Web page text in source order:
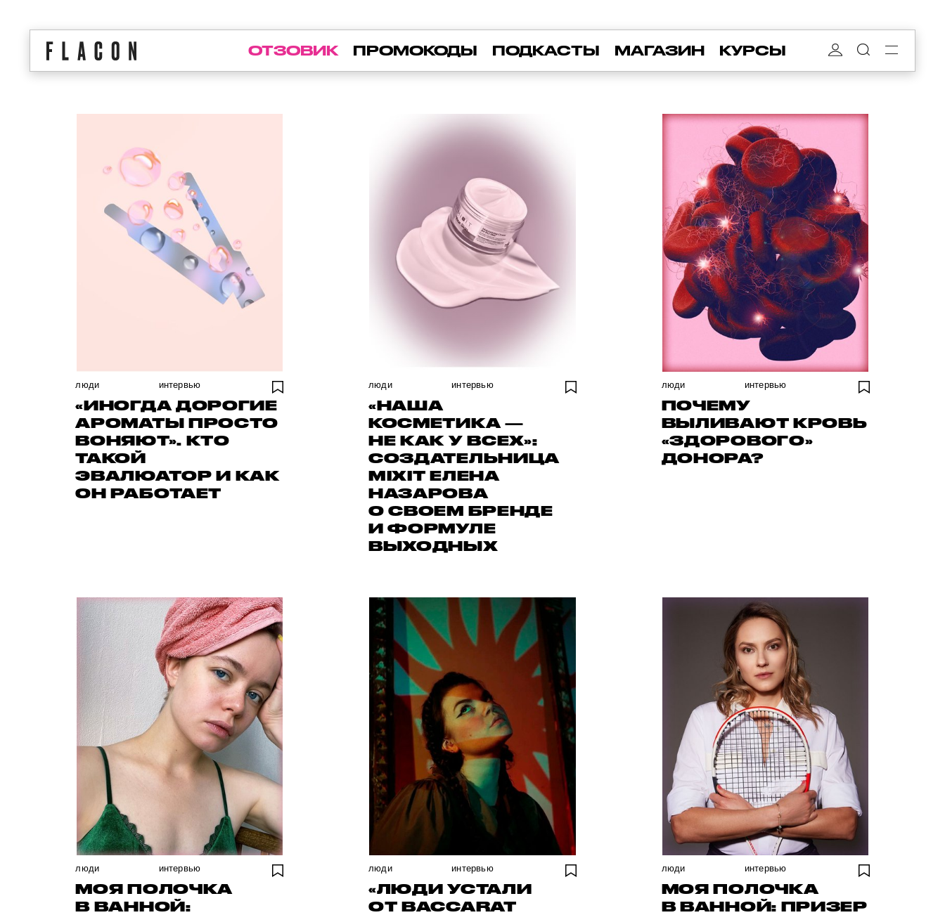
ОТЗОВИК ПРОМОКОДЫ ПОДКАСТЫ МАГАЗИН КУРСЫ
люди интервью
«ИНОГДА ДОРОГИЕ
АРОМАТЫ ПРОСТО
ВОНЯЮТ». КТО
ТАКОЙ
ЭВАЛЮАТОР И КАК
ОН РАБОТАЕТ
люди интервью
«НАША
КОСМЕТИКА —
НЕ КАК У ВСЕХ»:
СОЗДАТЕЛЬНИЦА
MIXIT ЕЛЕНА
НАЗАРОВА
О СВОЕМ БРЕНДЕ
И ФОРМУЛЕ
ВЫХОДНЫХ
люди интервью
ПОЧЕМУ
ВЫЛИВАЮТ КРОВЬ
«ЗДОРОВОГО»
ДОНОРА?
люди интервью
МОЯ ПОЛОЧКА
В ВАННОЙ:
люди интервью
«ЛЮДИ УСТАЛИ
ОТ BACCARAT
люди интервью
МОЯ ПОЛОЧКА
В ВАННОЙ: ПРИЗЕР